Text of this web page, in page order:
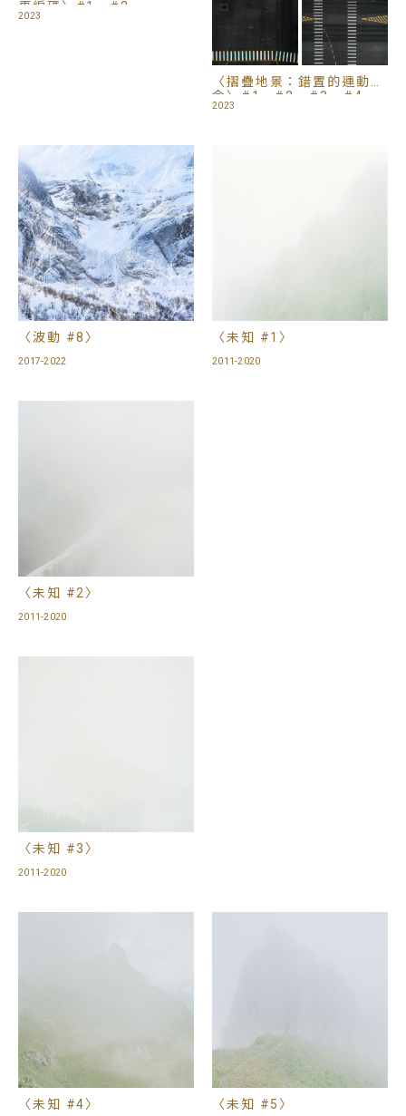
再編碼〉#1、#2，
《Tattoo on the Earth》
2023
〈摺疊地景：錯置的運動指
令〉#1、#2、#3、#4，
《Tattoo on the Earth》
2023
〈波動 #8〉
2017-2022
〈未知 #1〉
2011-2020
〈未知 #2〉
2011-2020
〈未知 #3〉
2011-2020
〈未知 #4〉 〈未知 #5〉